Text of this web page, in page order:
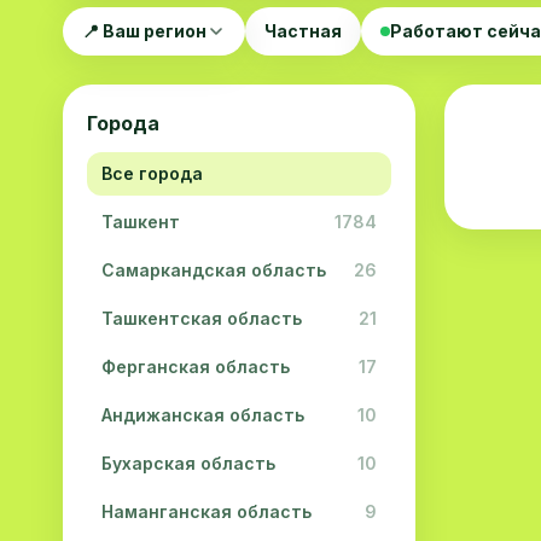
📍 Ваш регион Частная Работают
Города
Все города
Ташкент 1784
Самаркандская область 26
Ташкентская область 21
Ферганская область 17
Андижанская область 10
Бухарская область 10
Наманганская область 9